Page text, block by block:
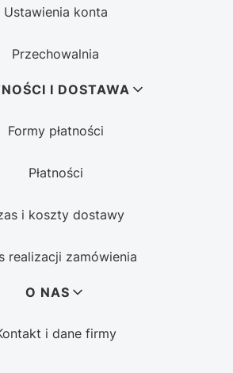
Ustawienia konta
Przechowalnia
I DOSTAWA
Formy płatności
Płatności
i koszty dostawy
realizacji zamówienia
O NAS
i dane firmy